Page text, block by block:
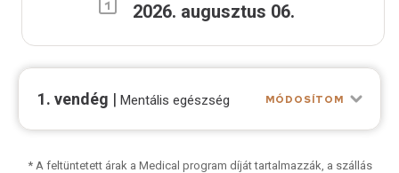
2026. augusztus 06.
1. vendég | Mentális egészség MÓDOSÍTOM
* A feltüntetett árak a Medical program díját tartalmazzák, a szállás